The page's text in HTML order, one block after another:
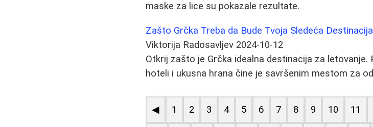
maske za lice su pokazale rezultate.
Zašto Grčka Treba da Bude Tvoja Sledeća
Viktorija Radosavljev 2024-10-12
Otkrij zašto je Grčka idealna destinacija za
hoteli i ukusna hrana čine je savršenim mestom za
◀ 1 2 3 4 5 6 7 8 9 10 11